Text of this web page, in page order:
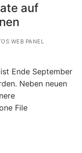
auf
WEB PANEL
Ende September
Neben neuen
File